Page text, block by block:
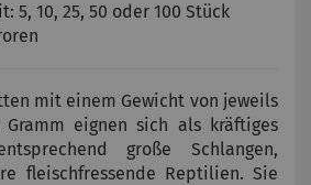
5, 10, 25, 50 oder 100 Stück
mit einem Gewicht von jeweils
eignen sich als kräftiges
große Schlangen,
fleischfressende Reptilien. Sie